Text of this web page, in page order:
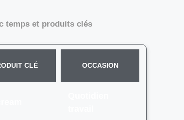
temps et produits clés
CLÉ OCCASION